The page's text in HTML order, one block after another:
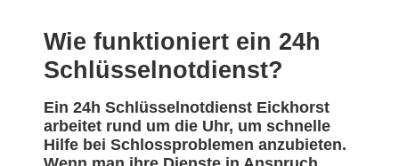
Wie funktioniert ein 24h
Schlüsselnotdienst?
Ein 24h Schlüsselnotdienst Eickhorst
arbeitet rund um die Uhr, um schnelle
Hilfe bei Schlossproblemen anzubieten.